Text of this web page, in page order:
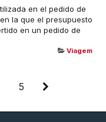
en el pedido de
la que el presupuesto
en un pedido de
Viagem
5